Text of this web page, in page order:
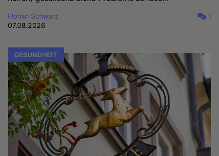
Florian Schwarz
07.08.2026
1
GESUNDHEIT